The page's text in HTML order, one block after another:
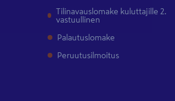
Tilinavauslomake kuluttajille 2.
vastuullinen
Palautuslomake
Peruutusilmoitus